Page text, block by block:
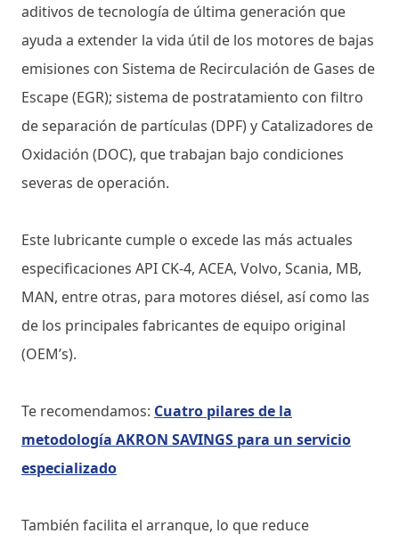
aditivos de tecnología de última generación que
ayuda a extender la vida útil de los motores de bajas
emisiones con Sistema de Recirculación de Gases de
Escape (EGR); sistema de postratamiento con filtro
de separación de partículas (DPF) y Catalizadores de
Oxidación (DOC), que trabajan bajo condiciones
severas de operación.
Este lubricante cumple o excede las más actuales
especificaciones API CK-4, ACEA, Volvo, Scania, MB,
MAN, entre otras, para motores diésel, así como las
de los principales fabricantes de equipo original
(OEM’s).
Te recomendamos: Cuatro pilares de la
metodología AKRON SAVINGS para un servicio
especializado
También facilita el arranque, lo que reduce